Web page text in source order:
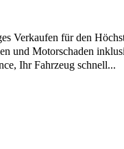
Verkaufen für den
inklusive In Zweibrücken
Ihr Fahrzeug schnell...